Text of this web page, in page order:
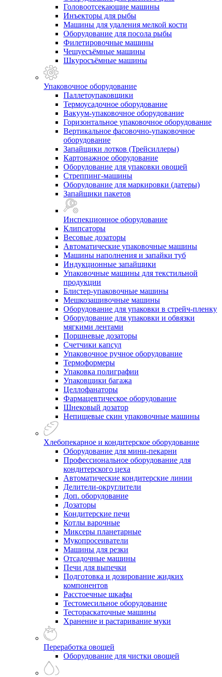
Головоотсекающие машины
Инъекторы для рыбы
Машины для удаления мелкой кости
Оборудование для посола рыбы
Филетировочные машины
Чешуесъёмные машины
Шкуросъёмные машины
Упаковочное оборудование
Паллетоупаковщики
Термоусадочное оборудование
Вакуум-упаковочное оборудование
Горизонтальное упаковочное оборудование
Вертикальное фасовочно-упаковочное
оборудование
Запайщики лотков (Трейсиллеры)
Картонажное оборудование
Оборудование для упаковки овощей
Стреппинг-машины
Оборудование для маркировки (датеры)
Запайщики пакетов
Инспекционное оборудование
Клипсаторы
Весовые дозаторы
Автоматические упаковочные машины
Машины наполнения и запайки туб
Индукционные запайщики
Упаковочные машины для текстильной
продукции
Блистер-упаковочные машины
Мешкозашивочные машины
Оборудование для упаковки в стрейч-пленку
Оборудование для упаковки и обвязки
мягкими лентами
Поршневые дозаторы
Счетчики капсул
Упаковочное ручное оборудование
Термоформеры
Упаковка полиграфии
Упаковщики багажа
Целлофанаторы
Фармацевтическое оборудование
Шнековый дозатор
Непищевые скин упаковочные машины
Хлебопекарное и кондитерское оборудование
Оборудование для мини-пекарни
Профессиональное оборудование для
кондитерского цеха
Автоматические кондитерские линии
Делители-округлители
Доп. оборудование
Дозаторы
Кондитерские печи
Котлы варочные
Миксеры планетарные
Мукопросеиватели
Машины для резки
Отсадочные машины
Печи для выпечки
Подготовка и дозирование жидких
компонентов
Расстоечные шкафы
Тестомесильное оборудование
Тестораскаточные машины
Хранение и растаривание муки
Переработка овощей
Оборудование для чистки овощей